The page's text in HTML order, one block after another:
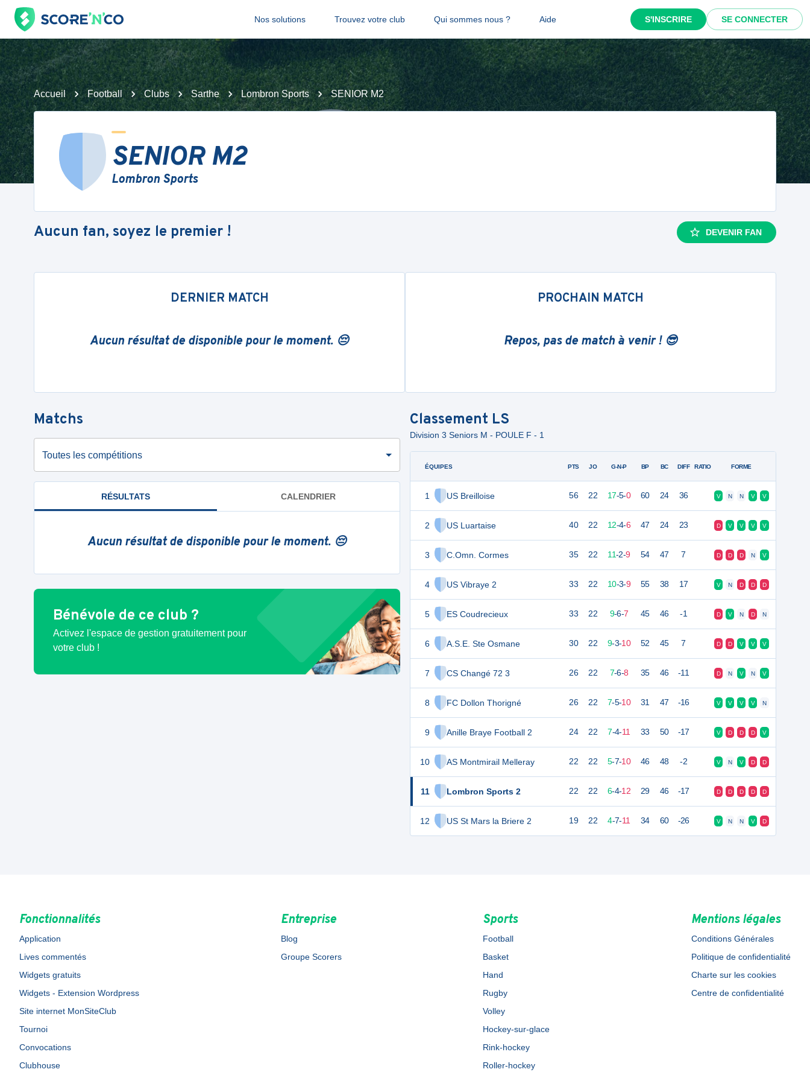
Nos solutions Trouvez votre club Qui sommes nous ? Aide S'INSCRIRE SE CONNECTER
Accueil Football Clubs Sarthe Lombron Sports SENIOR M2
SENIOR M2
Lombron Sports
Aucun fan, soyez le premier ! DEVENIR FAN
DERNIER MATCH
Aucun résultat de disponible pour le moment. 😔
PROCHAIN MATCH
Repos, pas de match à venir ! 😎
Matchs
Toutes les compétitions
RÉSULTATS CALENDRIER
Aucun résultat de disponible pour le moment. 😔
Bénévole de ce club ?
Activez l'espace de gestion gratuitement pour
votre club !
Classement LS
Division 3 Seniors M - POULE F - 1
ÉQUIPES
1 US Breilloise
2 US Luartaise
3 C.Omn. Cormes
4 US Vibraye 2
5 ES Coudrecieux
6 A.S.E. Ste Osmane
7 CS Changé 72 3
8 FC Dollon Thorigné
9 Anille Braye Football 2
10 AS Montmirail Melleray
11 Lombron Sports 2
12 US St Mars la Briere 2
PTS JO G-N-P BP BC DIFF RATIO FORME
56 22 17-5-0 60 24 36 V N N V V
40 22 12-4-6 47 24 23 D V V V V
35 22 11-2-9 54 47 7 D D D N V
33 22 10-3-9 55 38 17 V N D D D
33 22 9-6-7 45 46 -1 D V N D N
30 22 9-3-10 52 45 7 D D V V V
26 22 7-6-8 35 46 -11 D N V N V
26 22 7-5-10 31 47 -16 V V V V N
24 22 7-4-11 33 50 -17 V D D D V
22 22 5-7-10 46 48 -2 V N V D D
22 22 6-4-12 29 46 -17 D D D D D
19 22 4-7-11 34 60 -26 V N N V D
Fonctionnalités
Application
Lives commentés
Widgets gratuits
Widgets - Extension Wordpress
Site internet MonSiteClub
Tournoi
Convocations
Clubhouse
Entreprise
Blog
Groupe Scorers
Sports
Football
Basket
Hand
Rugby
Volley
Hockey-sur-glace
Rink-hockey
Roller-hockey
Mentions légales
Conditions Générales
Politique de confidentialité
Charte sur les cookies
Centre de confidentialité